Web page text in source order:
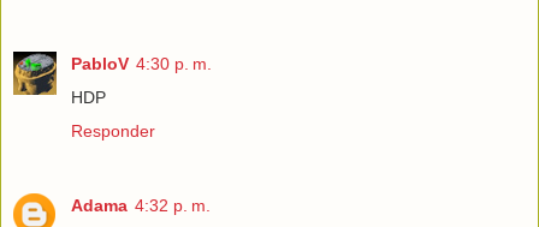
PabloV 4:30 p. m.
HDP
Responder
Adama 4:32 p. m.